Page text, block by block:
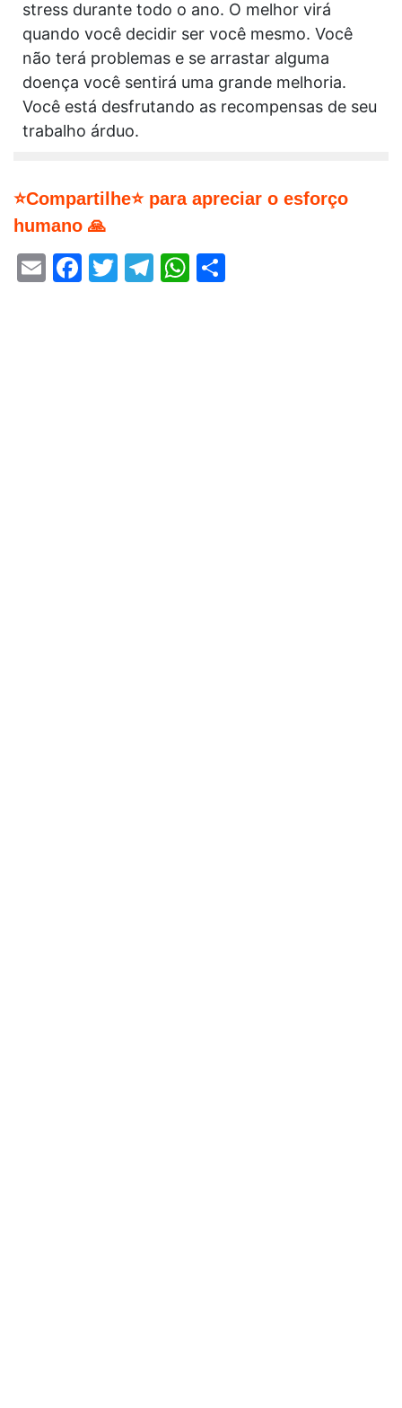
stress durante todo o ano. O melhor virá
quando você decidir ser você mesmo. Você
não terá problemas e se arrastar alguma
doença você sentirá uma grande melhoria.
Você está desfrutando as recompensas de seu
trabalho árduo.
⭐Compartilhe⭐ para apreciar o esforço
humano 🙏
EmailFacebook
Twitter
Telegram
WhatsApp